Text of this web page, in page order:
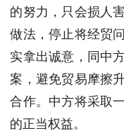
的努力，只会损人
做法，停止将经贸
实拿出诚意，同中
案，避免贸易摩擦
合作。中方将采取
的正当权益。